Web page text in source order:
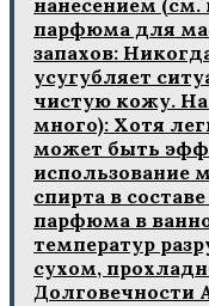
нанесением
парфюма для
запахов:
усугубляет
чистую кожу.
много): Хотя
может быть
использование
спирта в
парфюма в
температур
сухом,
Долговечности